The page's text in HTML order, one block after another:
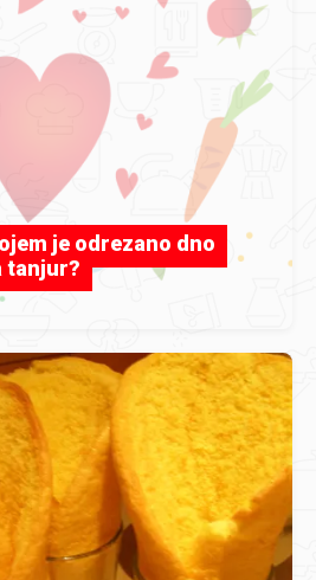
je odrezano dno
tanjur?